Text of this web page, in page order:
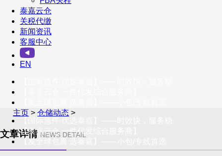
订阅号
客户服务热线
400-098-5699
联系我们
泰嘉云仓
关税代缴
新闻资讯
客服中心
EN
【泰嘉云仓 一件代发综合服务商】
【发全球包裹 选泰嘉】——小包/专线首选
主页 >仓储动态 >
文章详情 NEWS DETAIL